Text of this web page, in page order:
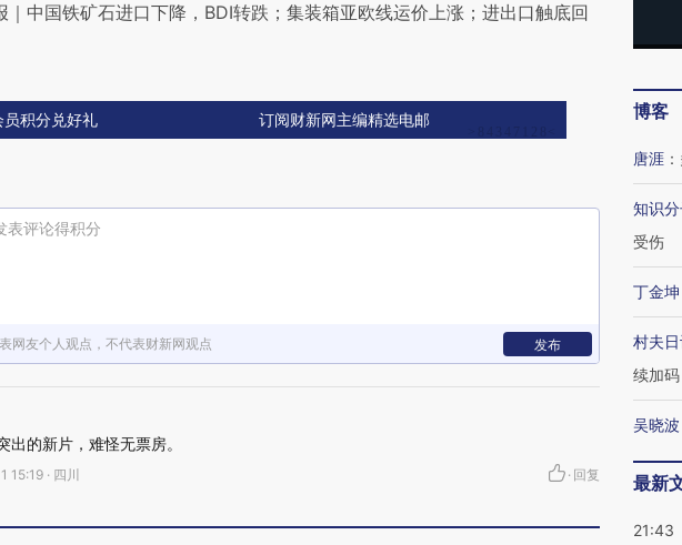
｜中国铁矿石进口下降，BDI转跌；集装箱亚欧线运价上涨；进出口触底回
员积分兑好礼 订阅财新网主编精选电邮
表评论得积分
网友个人观点，不代表财新网观点 发布
出的新片，难怪无票房。
· 四川 · 回复
博客
唐涯 ：
知识
受伤
丁金坤
村夫
续加码
吴晓波
最新
21:43